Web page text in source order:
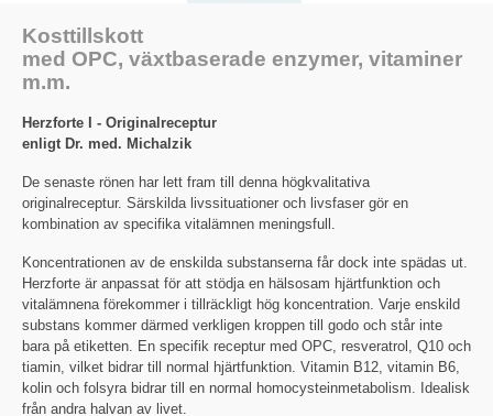
Kosttillskott
med OPC, växtbaserade enzymer, vitaminer
m.m.
Herzforte I - Originalreceptur
enligt Dr. med. Michalzik
De senaste rönen har lett fram till denna högkvalitativa
originalreceptur. Särskilda livssituationer och livsfaser gör en
kombination av specifika vitalämnen meningsfull.
Koncentrationen av de enskilda substanserna får dock inte spädas ut.
Herzforte är anpassat för att stödja en hälsosam hjärtfunktion och
vitalämnena förekommer i tillräckligt hög koncentration. Varje enskild
substans kommer därmed verkligen kroppen till godo och står inte
bara på etiketten. En specifik receptur med OPC, resveratrol, Q10 och
tiamin, vilket bidrar till normal hjärtfunktion. Vitamin B12, vitamin B6,
kolin och folsyra bidrar till en normal homocysteinmetabolism. Idealisk
från andra halvan av livet.